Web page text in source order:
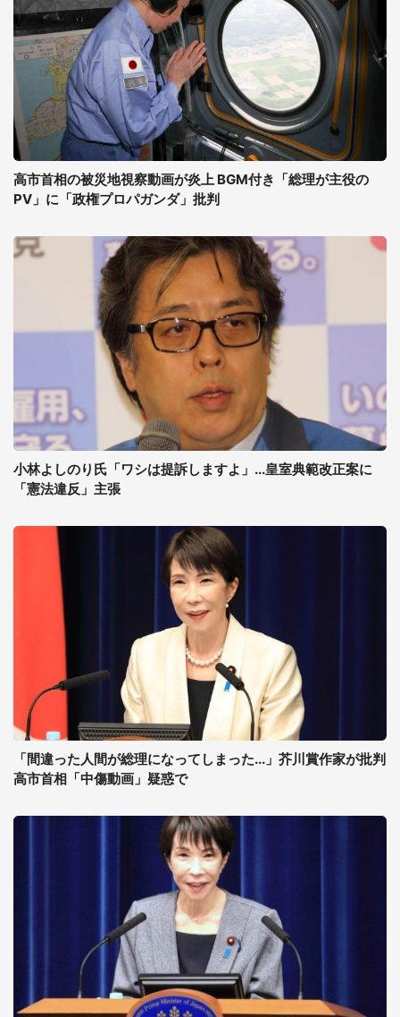
高市首相の被災地視察動画が炎上 BGM付き「総理が主役の
PV」に「政権プロパガンダ」批判
小林よしのり氏「ワシは提訴しますよ」...皇室典範改正案に
「憲法違反」主張
「間違った人間が総理になってしまった...」芥川賞作家が批判
高市首相「中傷動画」疑惑で